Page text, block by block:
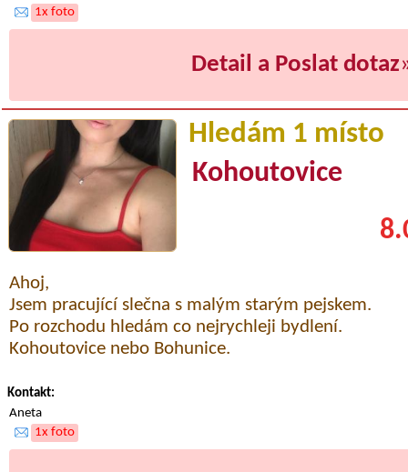
1x foto
Detail a Poslat dotaz
Hledám 1 místo
Kohoutovice
Ahoj,
Jsem pracující slečna s malým starým pejskem.
Po rozchodu hledám co nejrychleji bydlení.
Kohoutovice nebo Bohunice.
Kontakt:
Aneta
1x foto